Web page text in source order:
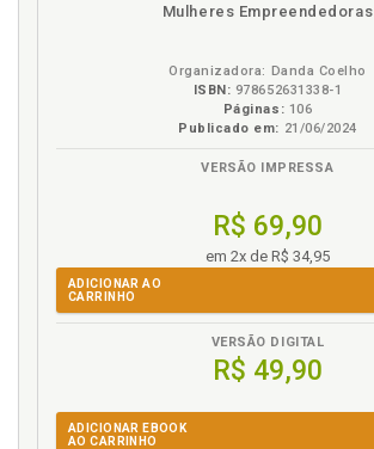
Mulheres Empreendedoras
Organizadora: Danda Coelho
ISBN: 978652631338-1
Páginas: 106
Publicado em: 21/06/2024
VERSÃO IMPRESSA
R$ 69,90
em 2x de R$ 34,95
ADICIONAR AO
CARRINHO
VERSÃO DIGITAL
R$ 49,90
ADICIONAR EBOOK
AO CARRINHO